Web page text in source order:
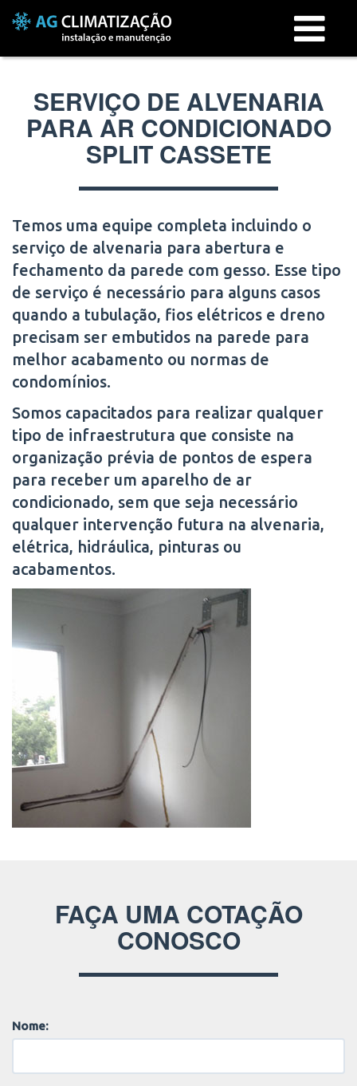
Menu
SERVIÇO DE ALVENARIA
PARA AR CONDICIONADO
SPLIT CASSETE
Temos uma equipe completa incluindo o
serviço de alvenaria para abertura e
fechamento da parede com gesso. Esse tipo
de serviço é necessário para alguns casos
quando a tubulação, fios elétricos e dreno
precisam ser embutidos na parede para
melhor acabamento ou normas de
condomínios.
Somos capacitados para realizar qualquer
tipo de infraestrutura que consiste na
organização prévia de pontos de espera
para receber um aparelho de ar
condicionado, sem que seja necessário
qualquer intervenção futura na alvenaria,
elétrica, hidráulica, pinturas ou
acabamentos.
FAÇA UMA COTAÇÃO
CONOSCO
Nome: